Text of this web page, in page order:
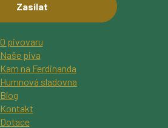
O pivovaru
Naše piva
Kam na Ferdinanda
Humnová sladovna
Blog
Kontakt
Dotace